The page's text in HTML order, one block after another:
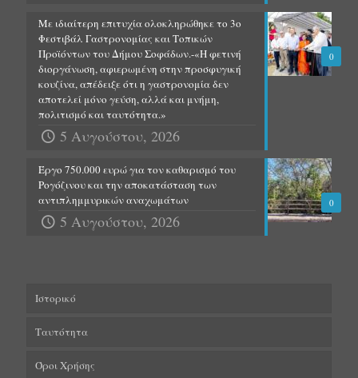
0
Με ιδιαίτερη επιτυχία ολοκληρώθηκε το 3ο
Φεστιβάλ Γαστρονομίας και Τοπικών
Προϊόντων του Δήμου Σοφάδων.-«Η φετινή
διοργάνωση, αφιερωμένη στην προσφυγική
κουζίνα, απέδειξε ότι η γαστρονομία δεν
αποτελεί μόνο γεύση, αλλά και μνήμη,
πολιτισμό και ταυτότητα.»
5 Αυγούστου, 2026
0
Έργο 750.000 ευρώ για τον καθαρισμό του
Ρογόζινου και την αποκατάσταση των
αντιπλημμυρικών αναχωμάτων
5 Αυγούστου, 2026
Ιστορικό
Ταυτότητα
Όροι Χρήσης